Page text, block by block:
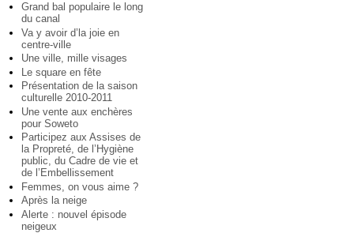
Grand bal populaire le long
du canal
Va y avoir d’la joie en
centre-ville
Une ville, mille visages
Le square en fête
Présentation de la saison
culturelle 2010-2011
Une vente aux enchères
pour Soweto
Participez aux Assises de
la Propreté, de l’Hygiène
public, du Cadre de vie et
de l’Embellissement
Femmes, on vous aime ?
Après la neige
Alerte : nouvel épisode
neigeux